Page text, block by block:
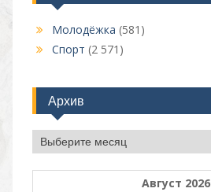
Молодёжка (581)
Спорт (2 571)
Архив
Архив
Август 2026